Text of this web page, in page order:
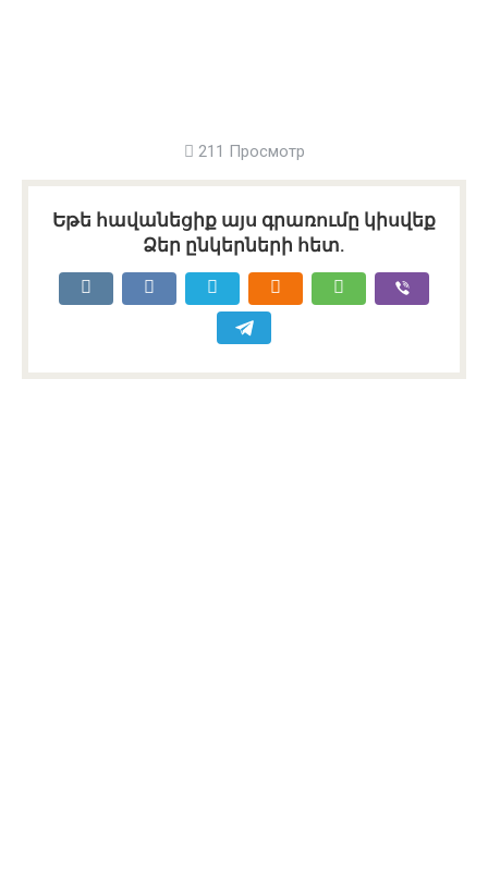
211 Просмотр
Եթե հավանեցիք այս գրառումը կիսվեք
Ձեր ընկերների հետ.